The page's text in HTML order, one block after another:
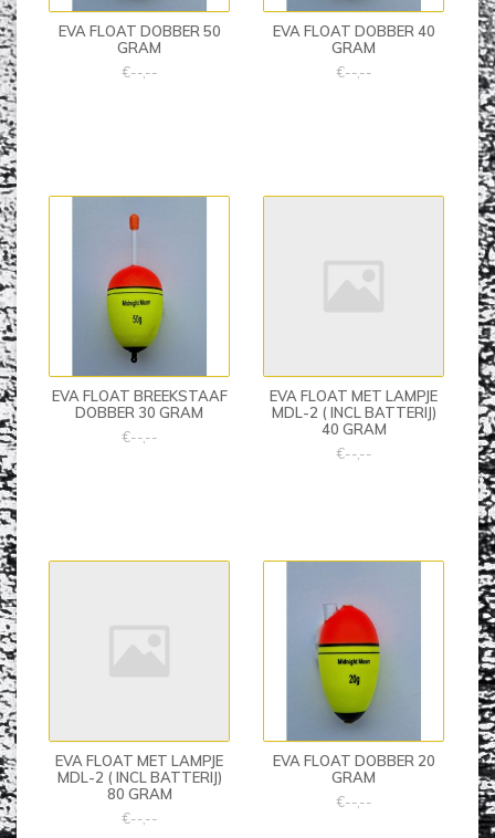
EVA FLOAT DOBBER 50
GRAM
€--,--
EVA FLOAT DOBBER 40
GRAM
€--,--
EVA FLOAT BREEKSTAAF
DOBBER 30 GRAM
€--,--
EVA FLOAT MET LAMPJE
MDL-2 ( INCL BATTERIJ)
40 GRAM
€--,--
EVA FLOAT MET LAMPJE
MDL-2 ( INCL BATTERIJ)
80 GRAM
€--,--
EVA FLOAT DOBBER 20
GRAM
€--,--